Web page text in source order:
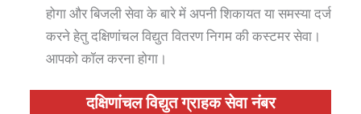
होगा और बिजली सेवा के बारे में अपनी शिकायत या समस्या दर्ज
करने हेतु दक्षिणांचल विद्युत वितरण निगम की कस्टमर सेवा।
आपको कॉल करना होगा।
दक्षिणांचल विद्युतग्राहक सेवा नंबर